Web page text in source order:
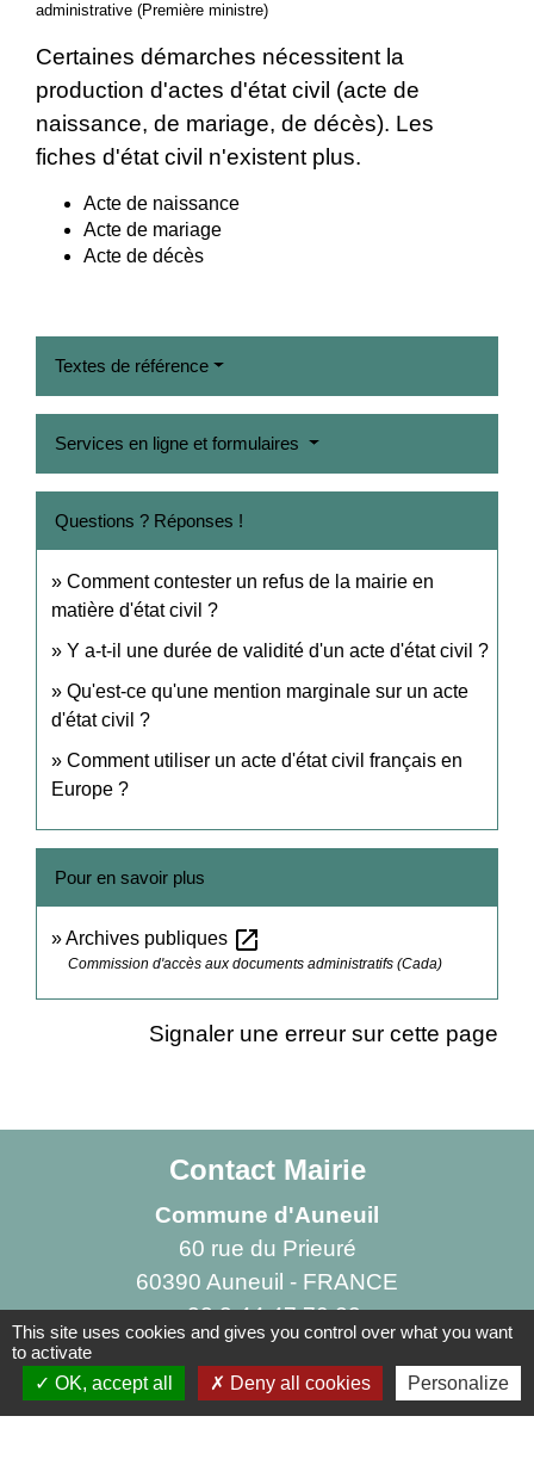
administrative (Première ministre)
Certaines démarches nécessitent la
production d'actes d'état civil (acte de
naissance, de mariage, de décès). Les
fiches d'état civil n'existent plus.
Acte de naissance
Acte de mariage
Acte de décès
Textes de référence
Services en ligne et formulaires
Questions ? Réponses !
Comment contester un refus de la mairie en
matière d'état civil ?
Y a-t-il une durée de validité d'un acte d'état civil ?
Qu'est-ce qu'une mention marginale sur un acte
d'état civil ?
Comment utiliser un acte d'état civil français en
Europe ?
Pour en savoir plus
Archives publiques open_in_new
Commission d'accès aux documents administratifs (Cada)
Signaler une erreur sur cette page
Contact Mairie
Commune d'Auneuil
60 rue du Prieuré
60390 Auneuil - FRANCE
+33 3 44 47 70 23
This site uses cookies and gives you control over what you want
to activate
OK, accept all
Deny all cookies Personalize